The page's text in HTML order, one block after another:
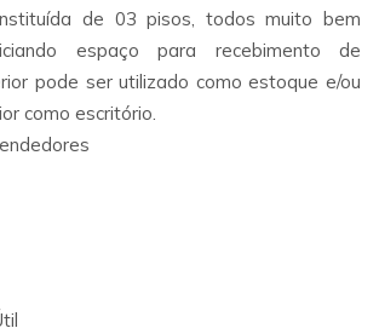
de 03 pisos, todos muito bem
espaço para recebimento de
pode ser utilizado como estoque e/ou
como escritório.